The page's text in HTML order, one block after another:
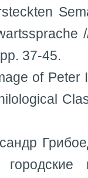
37-45.
of Peter